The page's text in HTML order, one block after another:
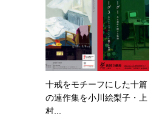
十戒をモチーフにした十篇
の連作集を小川絵梨子・上
村...